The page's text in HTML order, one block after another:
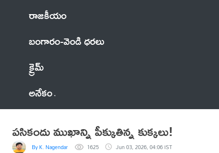
రాజకీయం
బంగారం-వెండి ధరలు
క్రైమ్
అనేకం
పసికందు ముఖాన్ని పీక్కుతిన్న కుక్కలు!
By K. Nagendar 1625 Jun 03, 2026, 04:06 IST